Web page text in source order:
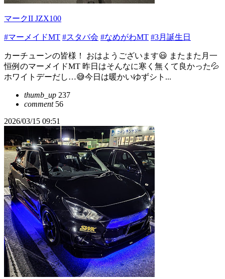
マークII JZX100
#マーメイドMT #スタバ会 #なめがわMT #3月誕生日
カーチューンの皆様！ おはようございます😃 またまた月一
恒例のマーメイドMT 昨日はそんなに寒く無くて良かった💦
ホワイトデーだし…😅今日は暖かいゆずシト...
thumb_up 237
comment56
2026/03/15 09:51